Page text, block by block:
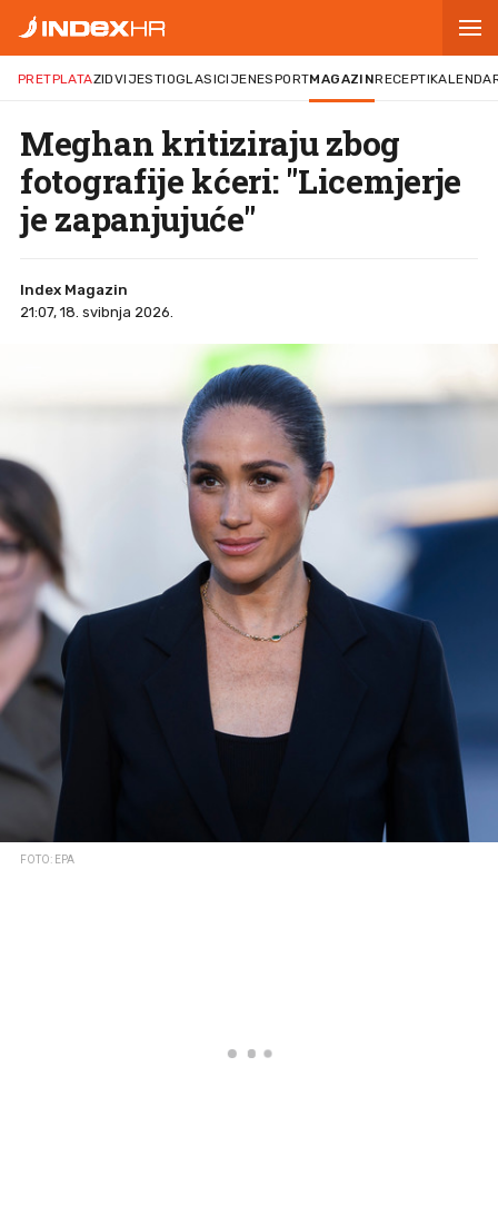
PRETPLATAZIDVIJESTIOGLASICIJENESPORTMAGAZINRECEPTI
Meghan kritiziraju zbog
fotografije kćeri: "Licemjerje
je zapanjujuće"
Index Magazin
21:07, 18. svibnja 2026.
FOTO: EPA